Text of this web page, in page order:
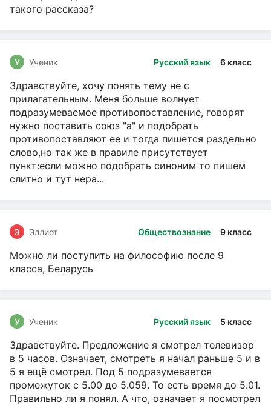
такого рассказа?
Русский язык 6 класс
У Ученик
Здравствуйте, хочу понять тему не с
прилагательным. Меня больше волнует
подразумеваемое противопоставление, говорят
нужно поставить союз "а" и подобрать
противопоставляют ее и тогда пишется раздельно
слово,но так же в правиле присутствует
пункт:если можно подобрать синоним то пишем
слитно и тут нера...
Обществознание 9 класс
Э Эллиот
Можно ли поступить на философию после 9
класса, Беларусь
Русский язык 5 класс
У Ученик
Здравствуйте. Предложение я смотрел телевизор
в 5 часов. Означает, смотреть я начал раньше 5 и в
5 я ещё смотрел. Под 5 подразумевается
промежуток с 5.00 до 5.059. То есть время до 5.01.
Правильно ли я понял. А что, означает я посмотрел